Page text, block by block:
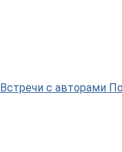
Встречи с авторами